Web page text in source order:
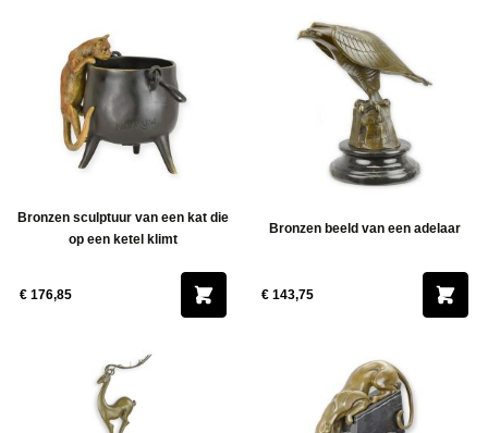
Bronzen sculptuur van een kat die
op een ketel klimt
€ 176,85
Bronzen beeld van een adelaar
€ 143,75